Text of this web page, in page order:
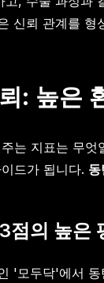
신뢰 관계를
: 높은
는 지표는 무
드가 됩니다.
점의 높은
'모두닥'에서